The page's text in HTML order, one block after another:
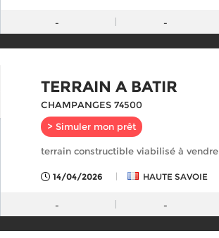
- -
TERRAIN A BATIR
CHAMPANGES 74500
> Simuler mon prêt
terrain constructible viabilisé à vendre
14/04/2026 | HAUTE SAVOIE
- -